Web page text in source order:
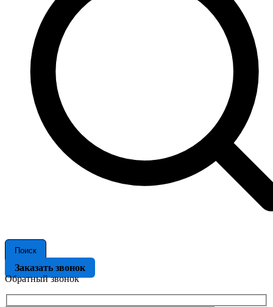
Поиск
Заказать звонок
Обратный звонок